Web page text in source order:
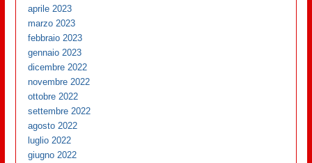
aprile 2023
marzo 2023
febbraio 2023
gennaio 2023
dicembre 2022
novembre 2022
ottobre 2022
settembre 2022
agosto 2022
luglio 2022
giugno 2022